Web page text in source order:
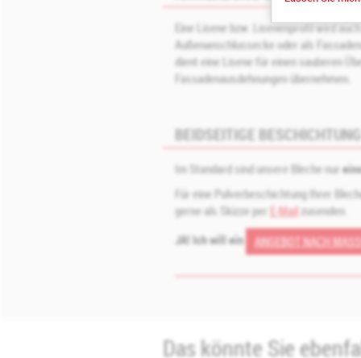
Eine Lisene bzw. Lisenenprofil wird
Außenanschlussecke oder als
dient eine Lisene für einen sauberen
Fassadenausdehnungen übernehmen.
BEIDSEITIGE
Im Standard sind unsere Bleche nur
Für eine Pulverbeschichtung Ihrer
gerne als Skizze per E-Mail zusenden.
JA! Ich will ein
ANGEBOT NACH MASS!
Das könnte Sie